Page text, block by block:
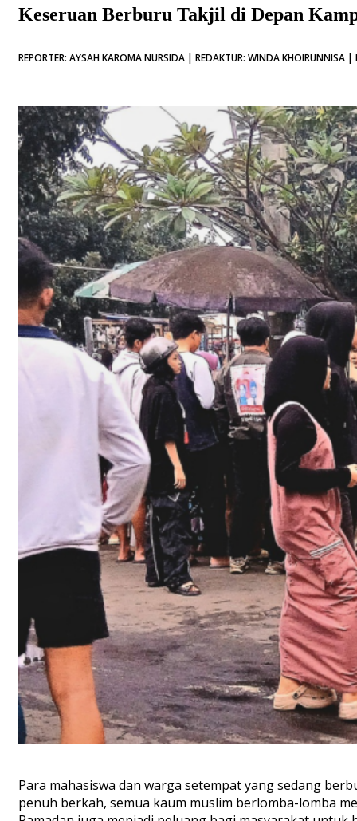
Keseruan Berburu Takjil di Depan
REPORTER: AYSAH KAROMA NURSIDA | REDAKTUR: WINDA KHOIRUNNISA
Para mahasiswa dan warga setempat yang sedang
penuh berkah, semua kaum muslim berlomba-lomba